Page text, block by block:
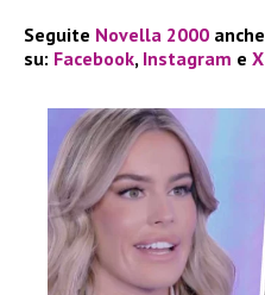
Seguite Novella 2000 anche
su: Facebook, Instagram e X